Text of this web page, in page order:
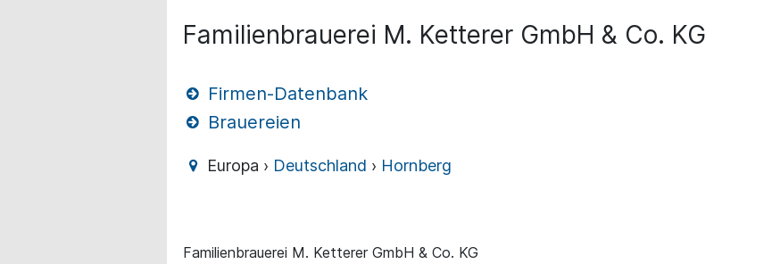
Familienbrauerei M. Ketterer GmbH & Co. KG
Firmen-Datenbank
Brauereien
Europa › Deutschland › Hornberg
Familienbrauerei M. Ketterer GmbH & Co. KG